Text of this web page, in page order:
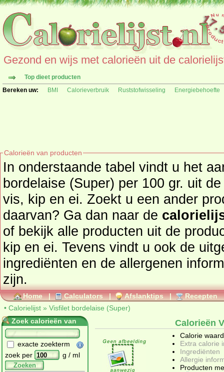
Gezond en wijs met calorieën uit de
Top dieet producten
Bereken uw:
BMI Calorieverbruik Ruststofwisseling Energiebehoefte
Calorieën van producten
In onderstaande tabel vindt u het
bordelaise (Super) per 100 gr. uit de productgroep vlees(waren),
vis, kip en ei. Zoekt u een ander
daarvan? Ga dan naar de
of bekijk alle producten uit de
kip en ei. Tevens vindt u ook de uitgebreide calorie informatie,
ingrediënten en de allergenen informatie als deze beschikbaar
zijn.
Home | Calculators | Afslanktips | Recepten
• Calorielijst » Visfilet bordelaise (Super)
Zoek calorieën van
exacte zoekterm
zoek per
g / ml
Zoeken
Calorieën
Calorie
Extra calorie
Ingrediënten
Allergie
Producten